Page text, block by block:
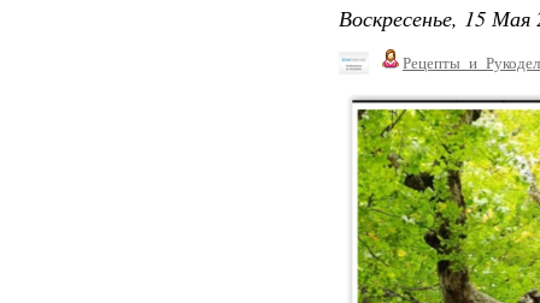
Воскресенье, 15